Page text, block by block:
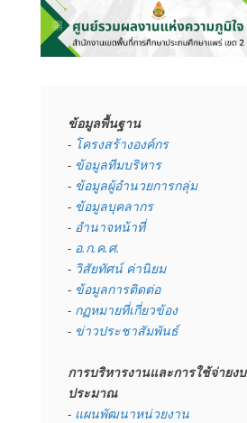
ข้อมูลพื้นฐาน
- โครงสร้างองค์กร
- ข้อมูลทีมบริหาร
- ข้อมูลผู้อำนวยการกลุ่ม
- ข้อมูลบุคลากร
- อำนาจหน้าที่
- อ.ก.ค.ศ.
- วิสัยทัศน์ ค่านิยม
- ข้อมูลการติดต่อ
- กฏหมายที่เกี่ยวข้อง
- ข่าวประชาสัมพันธ์
การบริหารงานและการใช้จ่ายงบ
ประมาณ
- แผนพัฒนาหน่วยงาน